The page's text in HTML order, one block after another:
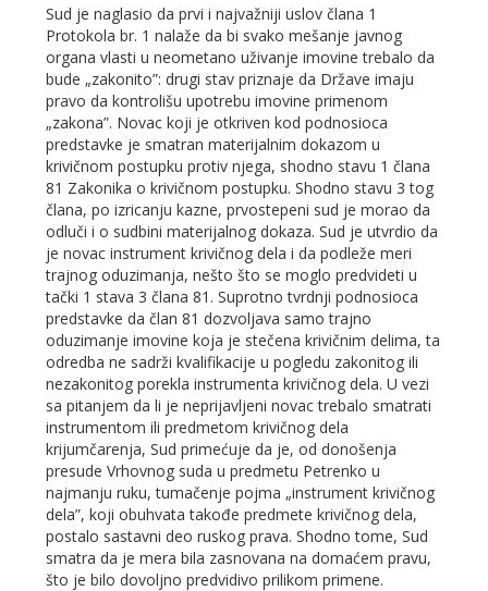
Sud je naglasio da prvi i najvažniji uslov člana 1
Protokola br. 1 nalaže da bi svako mešanje javnog
organa vlasti u neometano uživanje imovine trebalo da
bude „zakonito”: drugi stav priznaje da Države imaju
pravo da kontrolišu upotrebu imovine primenom
„zakona”. Novac koji je otkriven kod podnosioca
predstavke je smatran materijalnim dokazom u
krivičnom postupku protiv njega, shodno stavu 1 člana
81 Zakonika o krivičnom postupku. Shodno stavu 3 tog
člana, po izricanju kazne, prvostepeni sud je morao da
odluči i o sudbini materijalnog dokaza. Sud je utvrdio da
je novac instrument krivičnog dela i da podleže meri
trajnog oduzimanja, nešto što se moglo predvideti u
tački 1 stava 3 člana 81. Suprotno tvrdnji podnosioca
predstavke da član 81 dozvoljava samo trajno
oduzimanje imovine koja je stečena krivičnim delima, ta
odredba ne sadrži kvalifikacije u pogledu zakonitog ili
nezakonitog porekla instrumenta krivičnog dela. U vezi
sa pitanjem da li je neprijavljeni novac trebalo smatrati
instrumentom ili predmetom krivičnog dela
krijumčarenja, Sud primećuje da je, od donošenja
presude Vrhovnog suda u predmetu Petrenko u
najmanju ruku, tumačenje pojma „instrument krivičnog
dela”, koji obuhvata takođe predmete krivičnog dela,
postalo sastavni deo ruskog prava. Shodno tome, Sud
smatra da je mera bila zasnovana na domaćem pravu,
što je bilo dovoljno predvidivo prilikom primene.